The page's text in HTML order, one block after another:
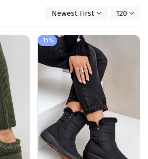
Newest First 120
-15%